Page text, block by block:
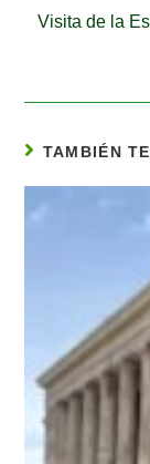
Visita de la
TAMBIÉN